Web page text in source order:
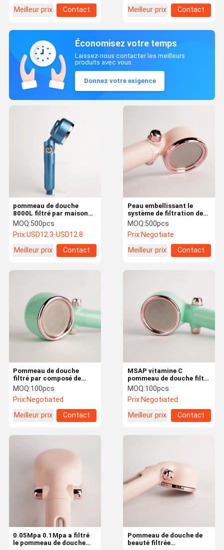
Maison
Nous
L'usine
Meilleur prix
Contact
Meilleur prix
Contact
Économisez votre temps
Laissez-nous contacter les meilleurs
produits avec vous.
Donnez votre exigence
Peau embellissant le
système de filtration de
pommeau de douche
détachable 8T de
pommeau de douche de
vitamine C de NTP
MOQ:500pcs
Prix:Negotiate
Meilleur prix
Contact
pommeau de douche
8000L filtré par maison
avec le pommeau de
douche libre 6L/Min de
chlore de parfum
MOQ:500pcs
Prix:USD12.3-USD12.8
Meilleur prix
Contact
MSAP vitamine C
pommeau de douche filtre
au fluorure solide filtre de
pommeau de douche avec
baguette portative
MOQ:100pcs
Prix:Negotiated
Meilleur prix
Contact
Pommeau de douche
filtré par composé de
bain de MSAP enlevant le
filtre de chlore pour la
douche
MOQ:100pcs
Prix:Negotiated
Meilleur prix
Contact
Pommeau de douche de
beauté filtrée
0.05Mpa 0.1Mpa a filtré
le pommeau de douche